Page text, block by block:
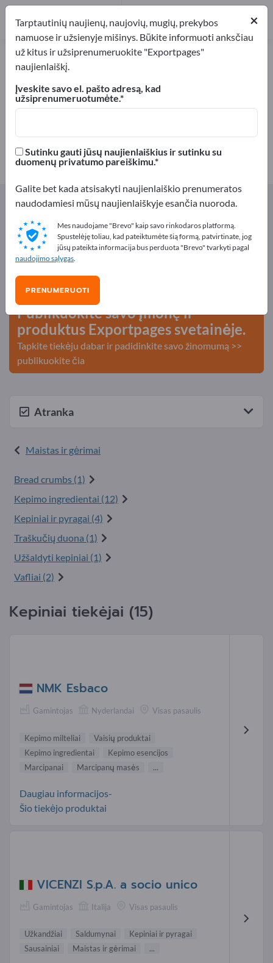
Kepiniai – raskite gamintojus ir
tiekėjus
Eksportuotojai Gamintojai
1
Exportpages Maistas ir gėrimai Kepiniai
Reklamuokitės nemokamai
Exportpages!
kontaktai >> pradėkite čia
Publikuokite savo įmonę ir
produktus Exportpages svetainėje.
Tapkite tiekėju dabar ir padidinkite savo žinomumą >>
publikuokite čia
Atranka
Maistas ir gėrimai
Bread crumbs (1)
Kepimo ingredientai (12)
Kepiniai ir pyragai (4)
Traškučių duona (1)
Užšaldyti kepiniai (1)
Vafliai (2)
Kepiniai tiekėjai (15)
NMK Esbaco
Gamintojas Nyderlandai Visas pasaulis
Kepimo milteliai
Vaisių produktai
Kepimo ingredientai
Kepimo esencijos
Marcipanai
Marcipanų masės ...
Daugiau informacijos-
Šio tiekėjo produktai
VICENZI S.p.A. a socio unico
Gamintojas Italija Visas pasaulis
Užkandžiai Saldumynai
Kepiniai ir pyragai
Sausainiai
Maistas ir gėrimai ...
×
Tarptautinių naujienų, naujovių, mugių, prekybos
namuose ir užsienyje mišinys. Būkite informuoti anksčiau
už kitus ir užsiprenumeruokite "Exportpages"
naujienlaiškį.
Įveskite savo el. pašto adresą, kad
užsiprenumeruotumėte.
Sutinku gauti jūsų naujienlaiškius ir sutinku su
duomenų privatumo pareiškimu.
Galite bet kada atsisakyti naujienlaiškio prenumeratos
naudodamiesi mūsų naujienlaiškyje esančia nuoroda.
Mes naudojame "Brevo" kaip savo rinkodaros platformą.
Spustelėję toliau, kad pateiktumėte šią formą, patvirtinate, jog
jūsų pateikta informacija bus perduota "Brevo" tvarkyti pagal
naudojimo sąlygas.
PRENUMERUOTI